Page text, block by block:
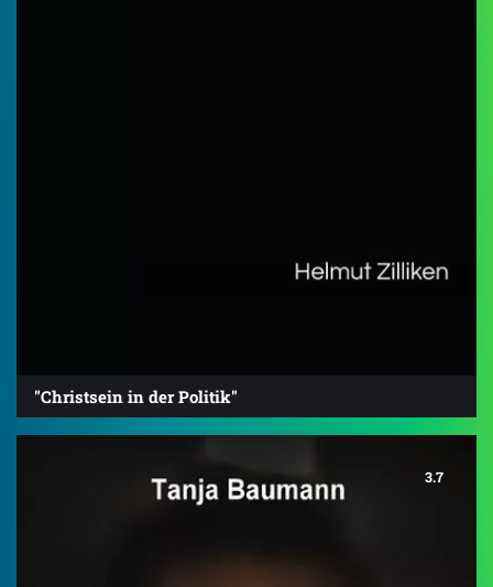
"Christsein in der Politik"
3.7